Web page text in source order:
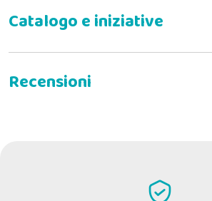
Collare elisabettiano soffice molto valido. La